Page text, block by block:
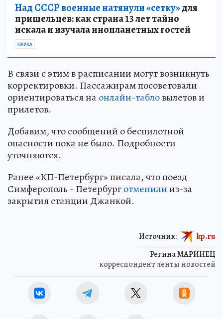
Над СССР военные натянули «сетку»для
пришельцев: как страна 13 лет тайно
искала и изучала инопланетных гостей
НАУКА
В связи с этим в расписании могут возникнуть
корректировки. Пассажирам посоветовали
ориентироваться наонлайн-табловылетов и
прилетов.
Добавим, что сообщений о беспилотной
опасности пока не было. Подробности
уточняются.
Ранее «КП-Петербург» писала, что поезд
Симферополь - Петербурготменилииз-за
закрытия станции Джанкой.
Регина МАРИНЕЦ
корреспондент ленты новостей
Источник: kp.ru